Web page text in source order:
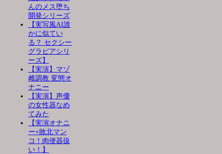
んのメス堕ち
開発シリーズ
【実写風AI誰
かに似てい
る？ セクシー
グラビアシリ
ーズ】
【実演】マゾ
雌調教 変態オ
ナニー
【実演】声優
の女性器なめ
てみた
【実演オナニ
ー×敗北マン
コ！肉便器扱
い！】